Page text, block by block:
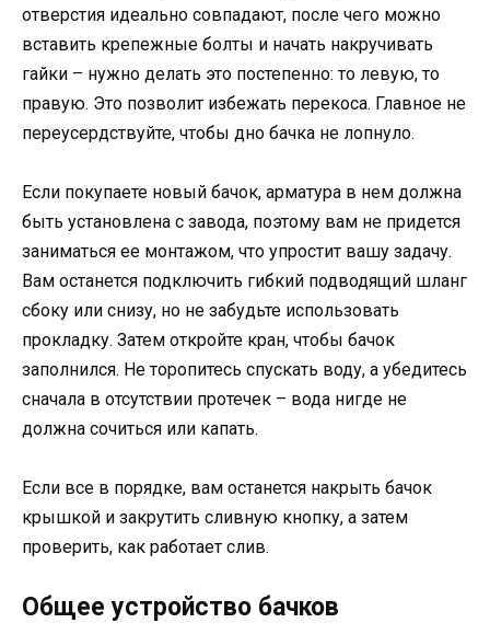
отверстия идеально совпадают, после чего можно
вставить крепежные болты и начать накручивать
гайки – нужно делать это постепенно: то левую, то
правую. Это позволит избежать перекоса. Главное не
переусердствуйте, чтобы дно бачка не лопнуло.
Если покупаете новый бачок, арматура в нем должна
быть установлена с завода, поэтому вам не придется
заниматься ее монтажом, что упростит вашу задачу.
Вам останется подключить гибкий подводящий шланг
сбоку или снизу, но не забудьте использовать
прокладку. Затем откройте кран, чтобы бачок
заполнился. Не торопитесь спускать воду, а убедитесь
сначала в отсутствии протечек – вода нигде не
должна сочиться или капать.
Если все в порядке, вам останется накрыть бачок
крышкой и закрутить сливную кнопку, а затем
проверить, как работает слив.
Общее устройство бачков